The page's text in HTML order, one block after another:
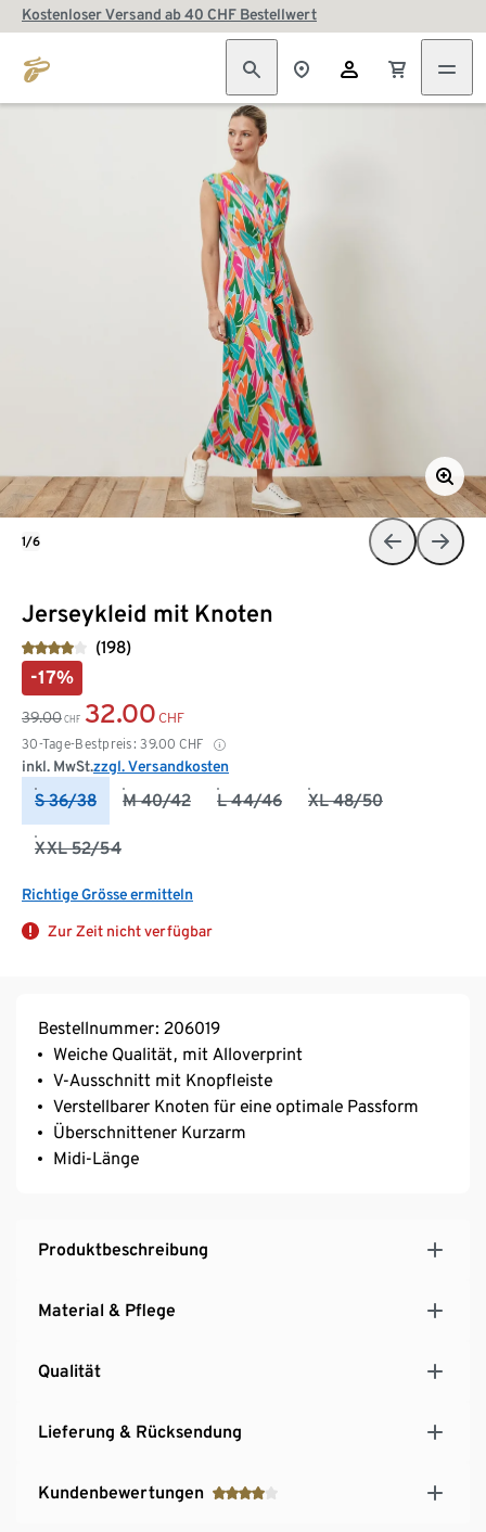
Kostenloser Versand ab 40 CHF Bestellwert
Jerseykleid mit Knoten
(198)
-17%
39.00 CHF 32.00 CHF
30-Tage-Bestpreis: 39.00 CHF
inkl. MwSt.zzgl. Versandkosten
S 36/38 M 40/42 L 44/46 XL 48/50
XXL 52/54
Richtige Grösse ermitteln
Zur Zeit nicht verfügbar
1/6
Bestellnummer: 206019
Weiche Qualität, mit Alloverprint
V-Ausschnitt mit Knopfleiste
Verstellbarer Knoten für eine optimale Passform
Überschnittener Kurzarm
Midi-Länge
Produktbeschreibung
Material & Pflege
Qualität
Lieferung & Rücksendung
Kundenbewertungen